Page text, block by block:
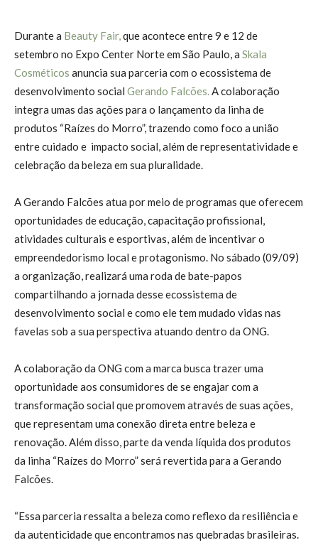
Durante a Beauty Fair, que acontece entre 9 e 12 de
setembro no Expo Center Norte em São Paulo, a Skala
Cosméticos anuncia sua parceria com o ecossistema de
desenvolvimento social Gerando Falcões. A colaboração
integra umas das ações para o lançamento da linha de
produtos “Raízes do Morro”, trazendo como foco a união
entre cuidado e impacto social, além de representatividade e
celebração da beleza em sua pluralidade.
A Gerando Falcões atua por meio de programas que oferecem
oportunidades de educação, capacitação profissional,
atividades culturais e esportivas, além de incentivar o
empreendedorismo local e protagonismo. No sábado (09/09)
a organização, realizará uma roda de bate-papos
compartilhando a jornada desse ecossistema de
desenvolvimento social e como ele tem mudado vidas nas
favelas sob a sua perspectiva atuando dentro da ONG.
A colaboração da ONG com a marca busca trazer uma
oportunidade aos consumidores de se engajar com a
transformação social que promovem através de suas ações,
que representam uma conexão direta entre beleza e
renovação. Além disso, parte da venda líquida dos produtos
da linha “Raízes do Morro” será revertida para a Gerando
Falcões.
“Essa parceria ressalta a beleza como reflexo da resiliência e
da autenticidade que encontramos nas quebradas brasileiras.